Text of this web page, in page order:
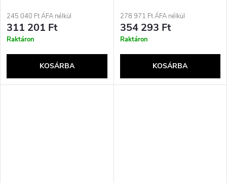
(DWPD 1)
245 040 Ft ÁFA nélkül
311 201 Ft
Raktáron
KOSÁRBA
(DWPD 1)
278 971 Ft ÁFA nélkül
354 293 Ft
Raktáron
KOSÁRBA